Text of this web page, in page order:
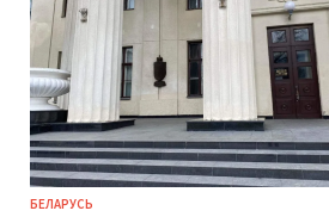
БЕЛАРУСЬ